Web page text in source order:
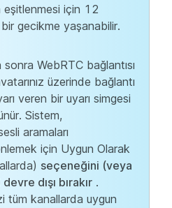
eşitlenmesi için 12
gecikme yaşanabilir.
WebRTC bağlantısı
üzerinde bağlantı
veren bir uyarı simgesi
Sistem,
aramaları
için Uygun Olarak
seçeneğini (veya
dışı bırakır .
tüm kanallarda uygun